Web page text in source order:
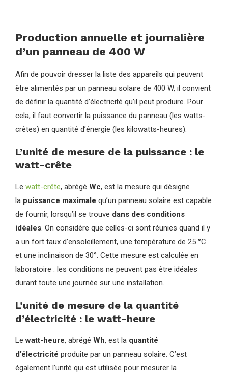
Production annuelle et journalière
d’un panneau de 400 W
Afin de pouvoir dresser la liste des appareils qui peuvent
être alimentés par un panneau solaire de 400 W, il convient
de définir la quantité d’électricité qu’il peut produire. Pour
cela, il faut convertir la puissance du panneau (les watts-
crêtes) en quantité d’énergie (les kilowatts-heures).
L’unité de mesure de la puissance : le
watt-crête
Le watt-crête, abrégé Wc, est la mesure qui désigne
la puissance maximale qu’un panneau solaire est capable
de fournir, lorsqu’il se trouve dans des conditions
idéales. On considère que celles-ci sont réunies quand il y
a un fort taux d’ensoleillement, une température de 25 °C
et une inclinaison de 30°. Cette mesure est calculée en
laboratoire : les conditions ne peuvent pas être idéales
durant toute une journée sur une installation.
L’unité de mesure de la quantité
d’électricité : le watt-heure
Lewatt-heure, abrégé Wh, est la quantité
d’électricité produite par un panneau solaire. C’est
également l’unité qui est utilisée pour mesurer la